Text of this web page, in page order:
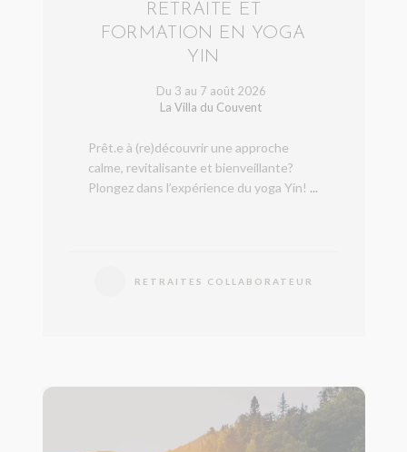
RETRAITE ET
FORMATION EN YOGA
YIN
Du 3 au 7 août 2026
La Villa du Couvent
Prêt.e à (re)découvrir une approche
calme, revitalisante et bienveillante?
Plongez dans l’expérience du yoga Yin! ...
RETRAITES COLLABORATEUR